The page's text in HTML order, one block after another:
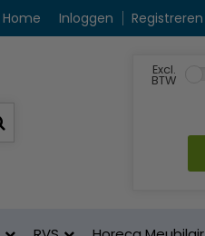
Home Inloggen Registreren
Excl.
BTW